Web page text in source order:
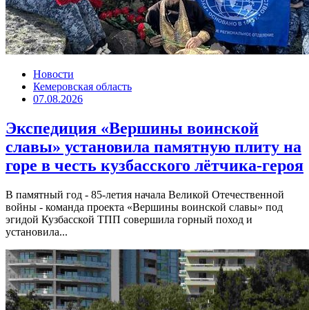
Новости
Кемеровская область
07.08.2026
Экспедиция «Вершины воинской
славы» установила памятную плиту на
горе в честь кузбасского лётчика-героя
В памятный год - 85-летия начала Великой Отечественной
войны - команда проекта «Вершины воинской славы» под
эгидой Кузбасской ТПП совершила горный поход и
установила...